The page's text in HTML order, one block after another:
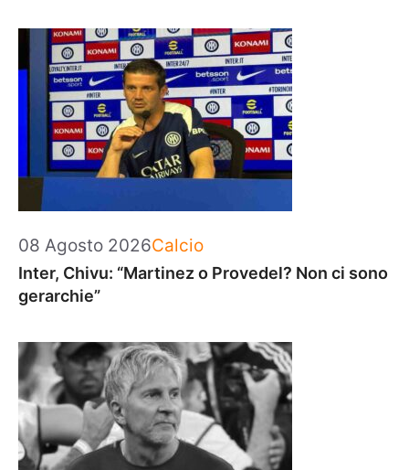
08 Agosto 2026Categorie
Calcio
Inter, Chivu: “Martinez o Provedel? Non ci sono
gerarchie”